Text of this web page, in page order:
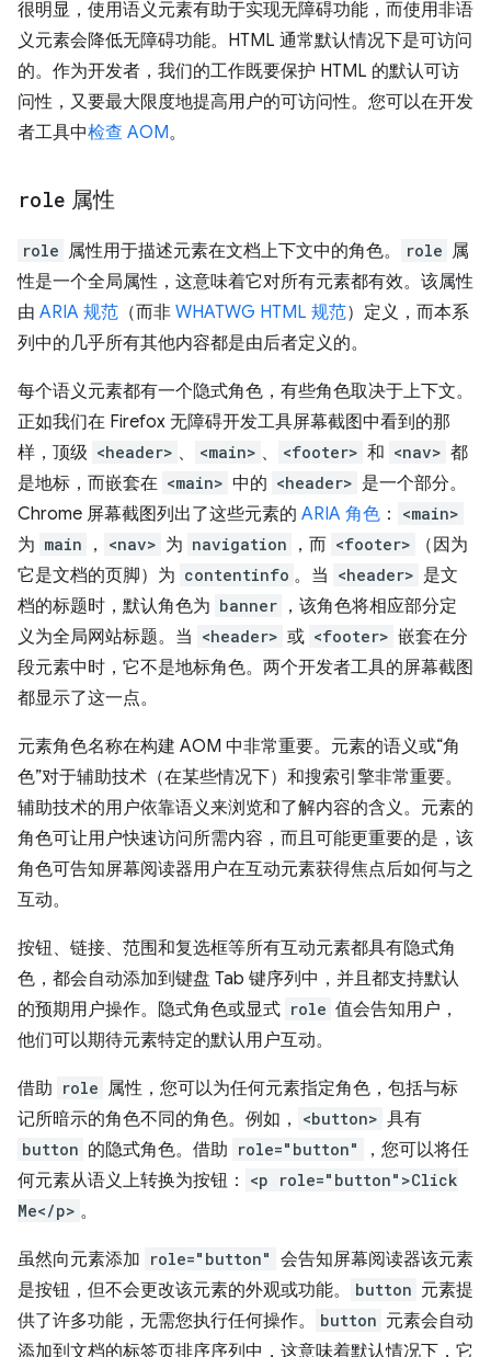
很明显，使用语义元素有助于实现无障碍功能，而使用非语
义元素会降低无障碍功能。HTML 通常默认情况下是可访问
的。作为开发者，我们的工作既要保护 HTML 的默认可访
问性，又要最大限度地提高用户的可访问性。您可以在开发
者工具中检查 AOM。
role 属性
role 属性用于描述元素在文档上下文中的角色。 role 属
性是一个全局属性，这意味着它对所有元素都有效。该属性
由 ARIA 规范 （而非 WHATWG HTML 规范）定义，而本系
列中的几乎所有其他内容都是由后者定义的。
每个语义元素都有一个隐式角色，有些角色取决于上下文。
正如我们在 Firefox 无障碍开发工具屏幕截图中看到的那
样，顶级 <header> 、 <main> 、 <footer> 和 <nav> 都
是地标，而嵌套在 <main> 中的 <header> 是一个部分。
Chrome 屏幕截图列出了这些元素的 ARIA 角色 ： <main>
为 main ， <nav> 为 navigation ，而 <footer>
（因为
它是文档的页脚）为 contentinfo 。当 <header> 是文
档的标题时，默认角色为 banner ，该角色将相应部分定
义为全局网站标题。当 <header> 或 <footer> 嵌套在分
段元素中时，它不是地标角色。两个开发者工具的屏幕截图
都显示了这一点。
元素角色名称在构建 AOM 中非常重要。元素的语义或“角
色”对于辅助技术（在某些情况下）和搜索引擎非常重要。
辅助技术的用户依靠语义来浏览和了解内容的含义。元素的
角色可让用户快速访问所需内容，而且可能更重要的是，该
角色可告知屏幕阅读器用户在互动元素获得焦点后如何与之
互动。
按钮、链接、范围和复选框等所有互动元素都具有隐式角
色，都会自动添加到键盘 Tab 键序列中，并且都支持默认
的预期用户操作。隐式角色或显式 role 值会告知用户，
他们可以期待元素特定的默认用户互动。
借助 role 属性，您可以为任何元素指定角色，包括与标
记所暗示的角色不同的角色。例如，
<button> 具有
button 的隐式角色。借助 role="button"
，您可以将任
何元素从语义上转换为按钮：
<p role="button">Click
Me</p> 。
虽然向元素添加 role="button" 会告知屏幕阅读器该元素
是按钮，但不会更改该元素的外观或功能。
button 元素提
供了许多功能，无需您执行任何操作。
button 元素会自动
添加到文档的标签页排序序列中，这意味着默认情况下，它